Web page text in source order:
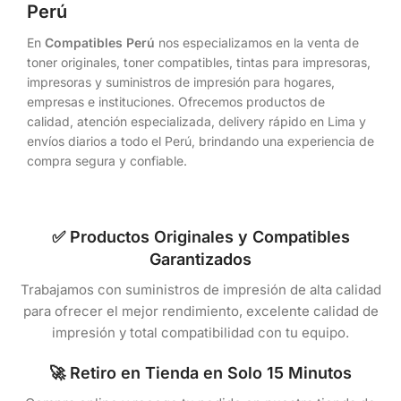
Perú
En Compatibles Perú nos especializamos en la venta de
toner originales, toner compatibles, tintas para impresoras,
impresoras y suministros de impresión para hogares,
empresas e instituciones. Ofrecemos productos de
calidad, atención especializada, delivery rápido en Lima y
envíos diarios a todo el Perú, brindando una experiencia de
compra segura y confiable.
✅ Productos Originales y Compatibles
Garantizados
Trabajamos con suministros de impresión de alta calidad
para ofrecer el mejor rendimiento, excelente calidad de
impresión y total compatibilidad con tu equipo.
🚀 Retiro en Tienda en Solo 15 Minutos